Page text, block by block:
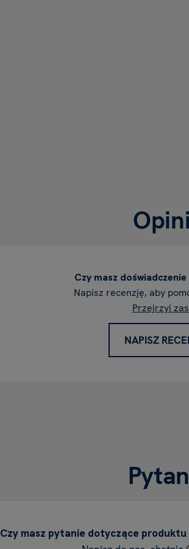
Czy masz
Napisz recenzję, aby
Przejrzyj
NAPISZ
Czy masz pytanie dotyczące produktu